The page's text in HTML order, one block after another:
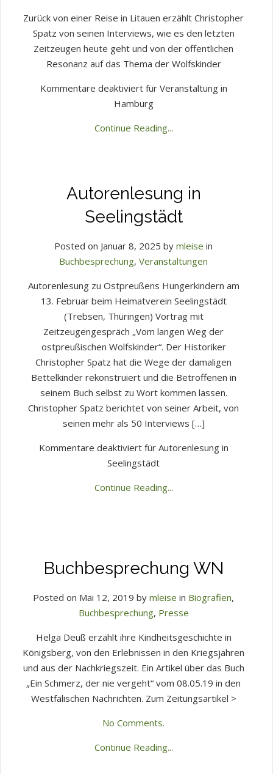
Zurück von einer Reise in Litauen erzählt Christopher
Spatz von seinen Interviews, wie es den letzten
Zeitzeugen heute geht und von der öffentlichen
Resonanz auf das Thema der Wolfskinder
Kommentare deaktiviertfür Veranstaltung in
Hamburg
Continue Reading...
Autorenlesung in
Seelingstädt
Posted on Januar 8, 2025 by mleise in
Buchbesprechung, Veranstaltungen
Autorenlesung zu Ostpreußens Hungerkindern am
13. Februar beim Heimatverein Seelingstädt
(Trebsen, Thüringen) Vortrag mit
Zeitzeugengespräch „Vom langen Weg der
ostpreußischen Wolfskinder“. Der Historiker
Christopher Spatz hat die Wege der damaligen
Bettelkinder rekonstruiert und die Betroffenen in
seinem Buch selbst zu Wort kommen lassen.
Christopher Spatz berichtet von seiner Arbeit, von
seinen mehr als 50 Interviews […]
Kommentare deaktiviertfür Autorenlesung in
Seelingstädt
Continue Reading...
Buchbesprechung WN
Posted on Mai 12, 2019 by mleise in Biografien,
Buchbesprechung, Presse
Helga Deuß erzählt ihre Kindheitsgeschichte in
Königsberg, von den Erlebnissen in den Kriegsjahren
und aus der Nachkriegszeit. Ein Artikel über das Buch
„Ein Schmerz, der nie vergeht“ vom 08.05.19 in den
Westfälischen Nachrichten. Zum Zeitungsartikel >
No Comments.
Continue Reading...